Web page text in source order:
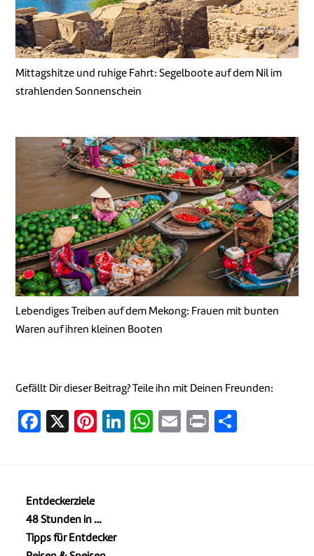
Mittagshitze und ruhige Fahrt: Segelboote auf dem Nil im
strahlenden Sonnenschein
Lebendiges Treiben auf dem Mekong: Frauen mit bunten
Waren auf ihren kleinen Booten
Gefällt Dir dieser Beitrag? Teile ihn mit Deinen Freunden:
Facebook
X Pinterest
LinkedIn
WhatsApp
EmailPrint
Entdeckerziele
48 Stunden in …
Tipps für Entdecker